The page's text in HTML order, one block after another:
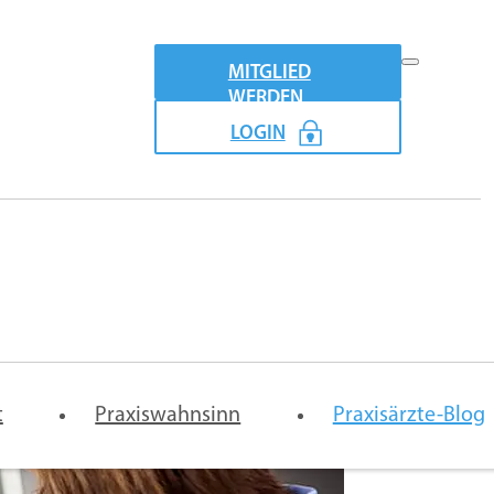
MITGLIED
WERDEN
LOGIN
Arztpraxis
Praxiswahnsinn Praxisärzte-Blog